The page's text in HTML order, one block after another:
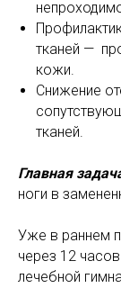
тканей —
кожи.
Снижение
тканей.
Главная
ноги в
Уже в раннем
через 12
лечебной